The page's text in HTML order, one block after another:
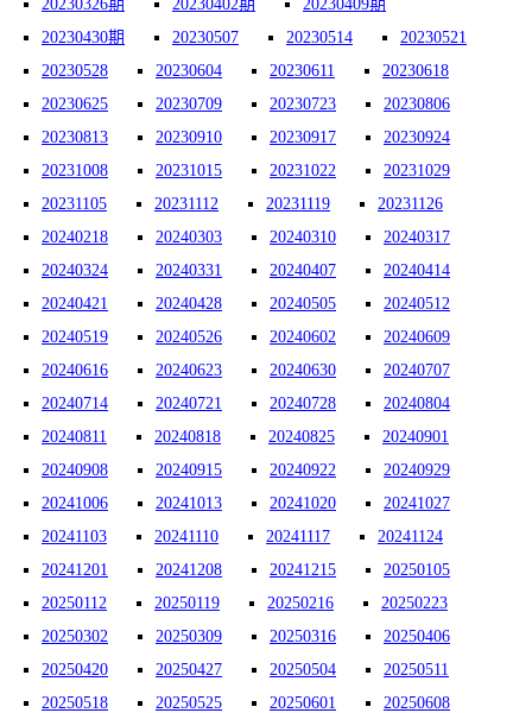
20230326期
20230402期
20230409期
20230430期
20230507 20230514
20230521
20230528
20230604 20230611
20230618
20230625
20230709 20230723
20230806
20230813
20230910 20230917
20230924
20231008
20231015 20231022
20231029
20231105
20231112 20231119
20231126
20240218
20240303 20240310
20240317
20240324
20240331 20240407
20240414
20240421
20240428 20240505
20240512
20240519
20240526 20240602
20240609
20240616
20240623 20240630
20240707
20240714
20240721 20240728
20240804
20240811
20240818 20240825
20240901
20240908
20240915 20240922
20240929
20241006
20241013 20241020
20241027
20241103
20241110 20241117
20241124
20241201
20241208 20241215
20250105
20250112
20250119 20250216
20250223
20250302
20250309 20250316
20250406
20250420
20250427 20250504
20250511
20250518
20250525 20250601
20250608